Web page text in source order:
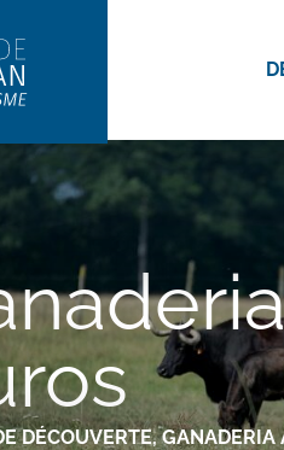
DÉCOUVERTE,GANADERIA